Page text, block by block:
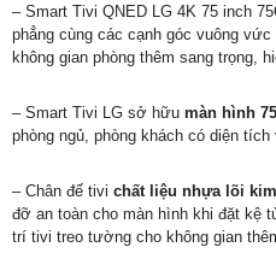
– Smart Tivi QNED LG 4K 75 inch
phẳng cùng các cạnh góc vuông
không gian phòng thêm sang trọng,
– Smart Tivi LG sở hữu màn hình
phòng ngủ, phòng khách có diện tích
– Chân đế tivi chất liệu nhựa lõi
đỡ an toàn cho màn hình khi đặt kệ
trí tivi treo tường cho không gian